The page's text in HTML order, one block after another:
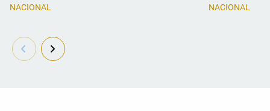
NACIONAL NACIONAL